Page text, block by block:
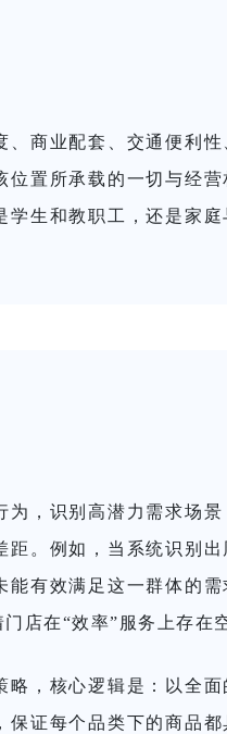
商业配套、交通便利
置所承载的一切与经
生和教职工，还是家庭
，识别高潜力需求场
。例如，当系统识别
有效满足这一群体的
店在“效率”服务上存在
，核心逻辑是：以全
证每个品类下的商品